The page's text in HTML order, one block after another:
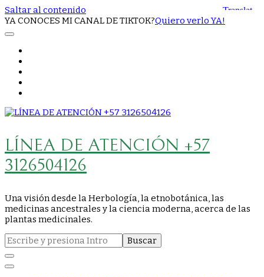
Saltar al contenido
YA CONOCES MI CANAL DE TIKTOK?Quiero verlo YA!
LÍNEA DE ATENCIÓN +57
3126504126
Una visión desde la Herbología, la etnobotánica, las
medicinas ancestrales y la ciencia moderna, acerca de las
plantas medicinales.
Buscar: